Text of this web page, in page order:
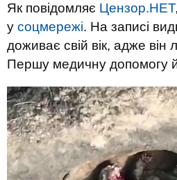
Як повідомляє Цензор.НЕТ
у соцмережі. На записі
доживає свій вік, адже він
Першу медичну допомогу